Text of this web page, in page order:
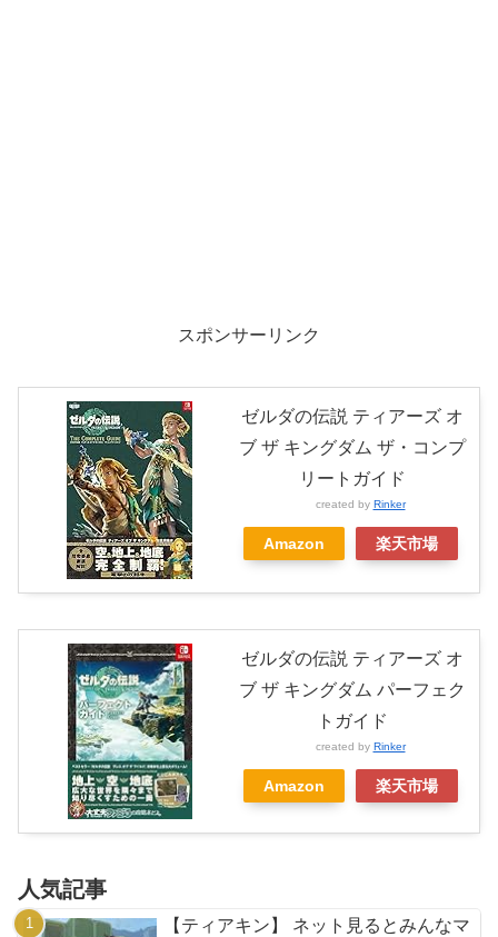
スポンサーリンク
ゼルダの伝説 ティアーズ オ
ブ ザ キングダム ザ・コンプ
リートガイド
created by Rinker
Amazon 楽天市場
ゼルダの伝説 ティアーズ オ
ブ ザ キングダム パーフェク
トガイド
created by Rinker
Amazon 楽天市場
人気記事
【ティアキン】 ネット見るとみんなマ